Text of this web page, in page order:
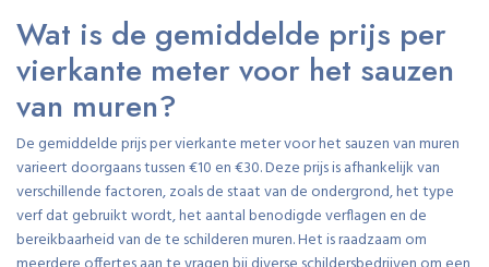
Wat is de gemiddelde prijs per
vierkante meter voor het sauzen
van muren?
De gemiddelde prijs per vierkante meter voor het sauzen van muren
varieert doorgaans tussen €10 en €30. Deze prijs is afhankelijk van
verschillende factoren, zoals de staat van de ondergrond, het type
verf dat gebruikt wordt, het aantal benodigde verflagen en de
bereikbaarheid van de te schilderen muren. Het is raadzaam om